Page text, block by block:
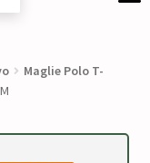
Maglie Polo T-